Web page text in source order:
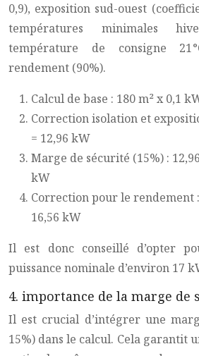
0,9), exposition sud-ouest
températures minimales
température de consigne
rendement (90%).
Calcul de base : 180 m² x 0,1
Correction isolation et
= 12,96 kW
Marge de sécurité (15%) :
kW
Correction pour le rendement
16,56 kW
Il est donc conseillé d’opter
puissance nominale d’environ 17
4. importance de la marge de
Il est crucial d’intégrer une
15%) dans le calcul. Cela garantit